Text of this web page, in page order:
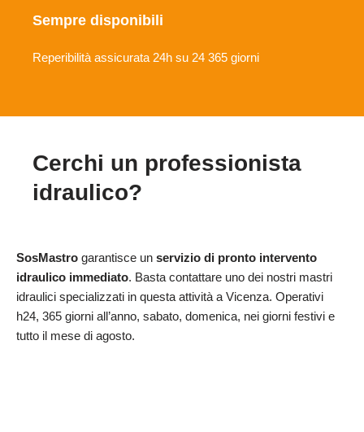
Sempre disponibili
Reperibilità assicurata 24h su 24 365 giorni
Cerchi un professionista
idraulico?
SosMastro garantisce un servizio di pronto intervento
idraulico immediato. Basta contattare uno dei nostri mastri
idraulici specializzati in questa attività a Vicenza. Operativi
h24, 365 giorni all’anno, sabato, domenica, nei giorni festivi e
tutto il mese di agosto.